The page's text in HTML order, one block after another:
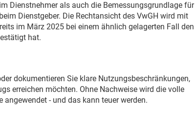
Dienstnehmer als auch die Bemessungsgrundlage für
Dienstgeber. Die Rechtansicht des VwGH wird mit
im März 2025 bei einem ähnlich gelagerten Fall den
hat.
dokumentieren Sie klare Nutzungsbeschränkungen,
erreichen möchten. Ohne Nachweise wird die volle
- und das kann teuer werden.